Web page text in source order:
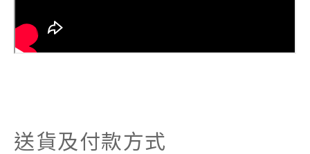
送貨及付款方式